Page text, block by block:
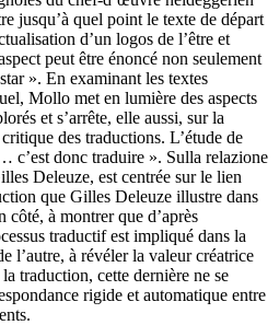
jusqu’à quel point le texte de départ
d’un logos de l’être et
peut être énoncé non seulement
». En examinant les textes
Mollo met en lumière des aspects
et s’arrête, elle aussi, sur la
des traductions. L’étude de
c’est donc traduire ». Sulla relazione
Deleuze, est centrée sur le lien
que Gilles Deleuze illustre dans
côté, à montrer que d’après
traductif est impliqué dans la
l’autre, à révéler la valeur créatrice
traduction, cette dernière ne se
rigide et automatique entre